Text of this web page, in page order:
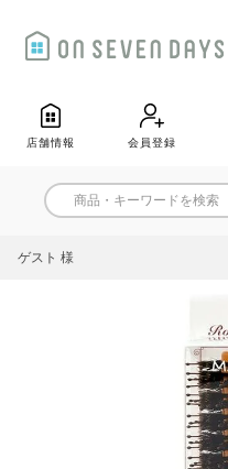
店舗情報 会員登録
ゲスト 様